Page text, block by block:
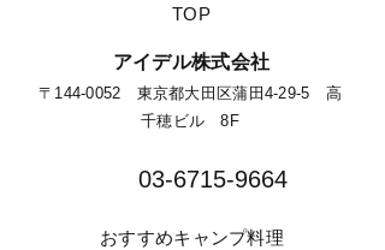
​TOP
​アイデル株式会社
​​〒144-0052 東京都大田区蒲田4-29-5 高
千穂ビル 8F​
03-6715-9664​
​おすすめキャンプ料理